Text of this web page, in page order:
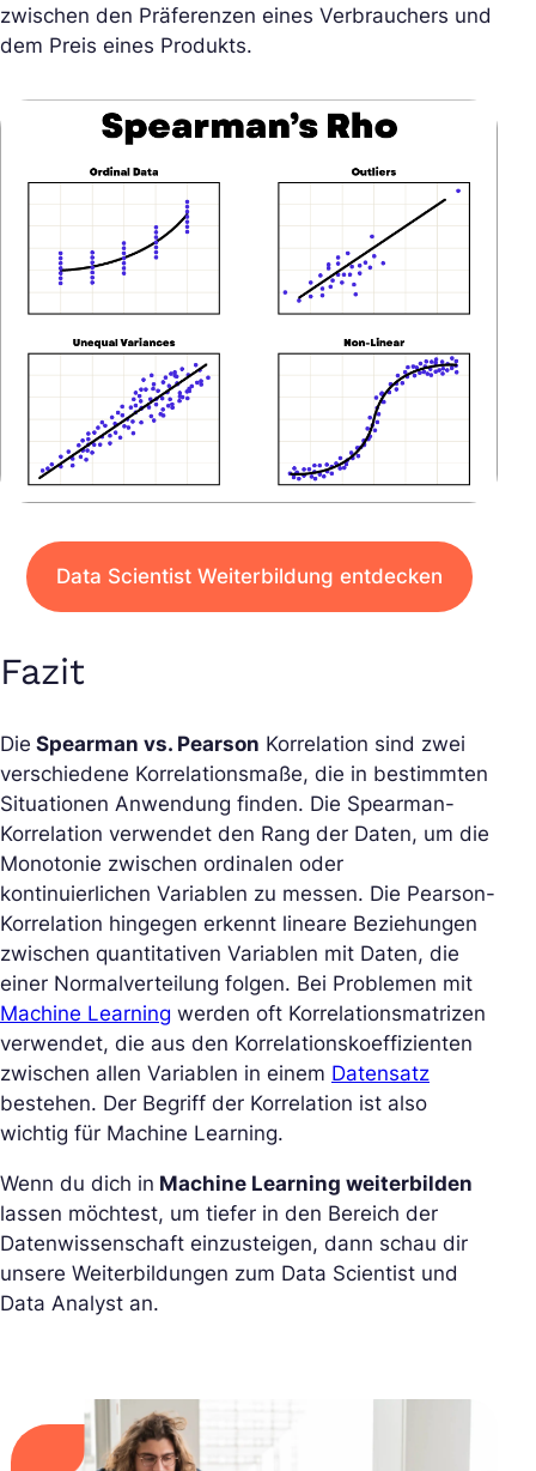
zwischen den Präferenzen eines Verbrauchers und
dem Preis eines Produkts.
Data Scientist Weiterbildung entdecken
Fazit
Die Spearman vs. Pearson Korrelation sind zwei
verschiedene Korrelationsmaße, die in bestimmten
Situationen Anwendung finden. Die Spearman-
Korrelation verwendet den Rang der Daten, um die
Monotonie zwischen ordinalen oder
kontinuierlichen Variablen zu messen. Die Pearson-
Korrelation hingegen erkennt lineare Beziehungen
zwischen quantitativen Variablen mit Daten, die
einer Normalverteilung folgen. Bei Problemen mit
Machine Learning werden oft Korrelationsmatrizen
verwendet, die aus den Korrelationskoeffizienten
zwischen allen Variablen in einem Datensatz
bestehen. Der Begriff der Korrelation ist also
wichtig für Machine Learning.
Wenn du dich in Machine Learning weiterbilden
lassen möchtest, um tiefer in den Bereich der
Datenwissenschaft einzusteigen, dann schau dir
unsere Weiterbildungen zum Data Scientist und
Data Analyst an.